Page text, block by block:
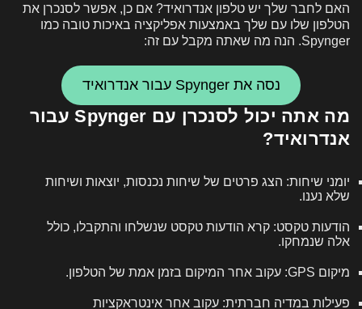
האם לחבר שלך יש טלפון אנדרואיד? אם כן, אפשר לסנכרן את
הטלפון שלו עם שלך באמצעות אפליקציה באיכות טובה כמו
Spynger. הנה מה שאתה מקבל עם זה:
נסה את Spynger עבור אנדרואיד
מה אתה יכול לסנכרן עם Spynger עבור
אנדרואיד?
יומני שיחות: הצג פרטים של שיחות נכנסות, יוצאות ושיחות
שלא נענו.
הודעות טקסט: קרא הודעות טקסט שנשלחו והתקבלו, כולל
אלה שנמחקו.
מיקום GPS: עקוב אחר המיקום בזמן אמת של הטלפון.
פעילות במדיה חברתית: עקוב אחר אינטראקציות